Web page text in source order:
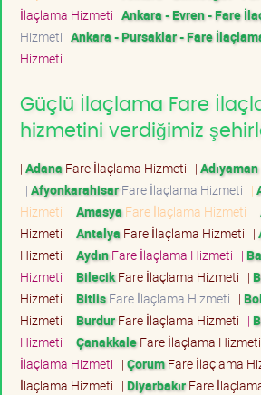
İlaçlama Hizmeti Ankara - Evren - Fare
Hizmeti Ankara - Pursaklar - Fare
Hizmeti
Güçlü İlaçlama Fare
hizmetini verdiğimiz
| Adana Fare İlaçlama Hizmeti | Adıyaman
| AfyonkarahisarFare İlaçlama Hizmeti |
Hizmeti | Amasya Fare İlaçlama Hizmeti |
Hizmeti | Antalya Fare İlaçlama Hizmeti |
Hizmeti | AydınFare İlaçlama Hizmeti |
Hizmeti | BilecikFare İlaçlama Hizmeti |
Hizmeti | BitlisFare İlaçlama Hizmeti |
Hizmeti | BurdurFare İlaçlama Hizmeti |
Hizmeti | ÇanakkaleFare İlaçlama Hizmeti
İlaçlama Hizmeti | ÇorumFare İlaçlama
İlaçlama Hizmeti | DiyarbakırFare